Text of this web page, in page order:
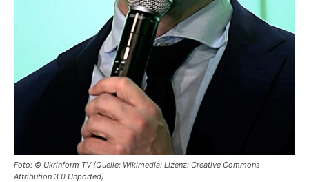
Foto: © Ukrinform TV (Quelle: Wikimedia: Lizenz: Creative Commons
Attribution 3.0 Unported)